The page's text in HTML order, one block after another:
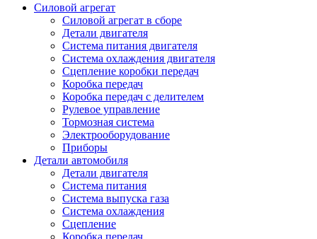
Силовой агрегат
Силовой агрегат в сборе
Детали двигателя
Система питания двигателя
Система охлаждения двигателя
Сцепление коробки передач
Коробка передач
Коробка передач с делителем
Рулевое управление
Тормозная система
Электрооборудование
Приборы
Детали автомобиля
Детали двигателя
Система питания
Система выпуска газа
Система охлаждения
Сцепление
Коробка передач